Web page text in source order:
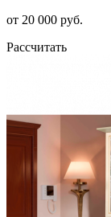
от 20 000 руб.
Рассчитать